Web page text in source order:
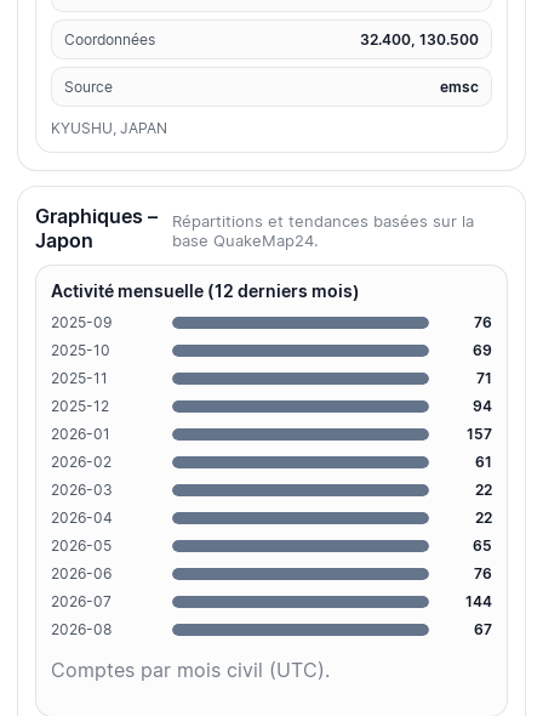
Coordonnées 32.400, 130.500
Source emsc
KYUSHU, JAPAN
Graphiques –
Japon
Répartitions et tendances basées sur la
base QuakeMap24.
Activité mensuelle (12 derniers mois)
2025-09
76
2025-10
69
2025-11
71
2025-12
94
2026-01
157
2026-02
61
2026-03
22
2026-04
22
2026-05
65
2026-06
76
2026-07
144
2026-08
67
Comptes par mois civil (UTC).